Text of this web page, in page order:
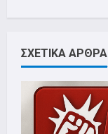
ΣΧΕΤΙΚΑ ΑΡΘΡΑ